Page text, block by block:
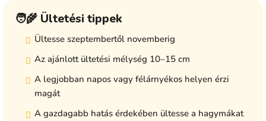
🧑‍🌾 Ültetési tippek
Ültesse szeptembertől novemberig
Az ajánlott ültetési mélység 10–15 cm
A legjobban napos vagy félárnyékos helyen érzi
magát
A gazdagabb hatás érdekében ültesse a hagymákat